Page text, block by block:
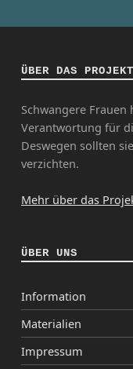
ÜBER DAS PROJEKT
Schwangere
Verantwortung für
Deswegen sollten
verzichten.
Mehr über das
ÜBER UNS
Information
Materialien
Impressum